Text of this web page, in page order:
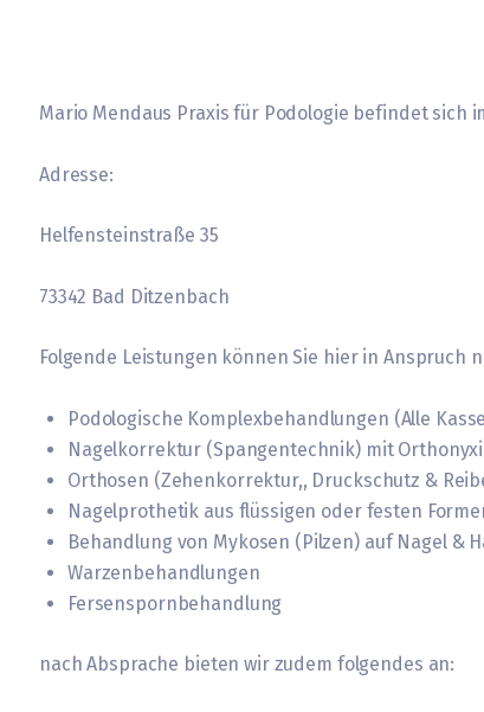
Mario Mendaus Praxis für Podologie befindet sich
Adresse:
Helfensteinstraße 35
73342 Bad Ditzenbach
Folgende Leistungen können Sie hier in Anspruch
Podologische Komplexbehandlungen (Alle
Nagelkorrektur (Spangentechnik) mit
Orthosen (Zehenkorrektur,, Druckschutz &
Nagelprothetik aus flüssigen oder festen
Behandlung von Mykosen (Pilzen) auf Nagel &
Warzenbehandlungen
Fersenspornbehandlung
nach Absprache bieten wir zudem folgendes an: